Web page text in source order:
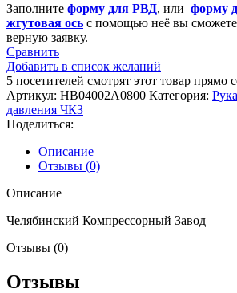
Заполните форму для РВД, или форму
жгутовая ось с помощью неё вы
верную заявку.
Сравнить
Добавить в список желаний
5 посетителей смотрят этот товар прямо
Артикул: HB04002A0800 Категория:
давления ЧКЗ
Поделиться:
Описание
Отзывы (0)
Описание
Челябинский Компрессорный Завод
Отзывы (0)
Отзывы